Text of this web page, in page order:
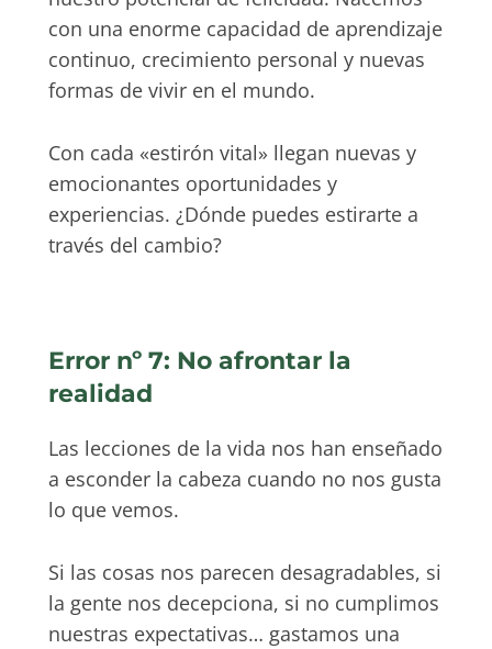
con una enorme capacidad de aprendizaje
continuo, crecimiento personal y nuevas
formas de vivir en el mundo.
Con cada «estirón vital» llegan nuevas y
emocionantes oportunidades y
experiencias. ¿Dónde puedes estirarte a
través del cambio?
Error nº 7: No afrontar la
realidad
Las lecciones de la vida nos han enseñado
a esconder la cabeza cuando no nos gusta
lo que vemos.
Si las cosas nos parecen desagradables, si
la gente nos decepciona, si no cumplimos
nuestras expectativas… gastamos una